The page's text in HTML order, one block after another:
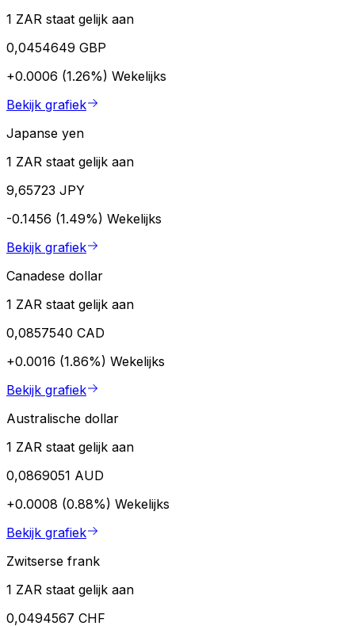
1 ZAR staat gelijk aan
0,0454649 GBP
+0.0006 (1.26%) Wekelijks
Bekijk grafiek
Japanse yen
1 ZAR staat gelijk aan
9,65723 JPY
-0.1456 (1.49%) Wekelijks
Bekijk grafiek
Canadese dollar
1 ZAR staat gelijk aan
0,0857540 CAD
+0.0016 (1.86%) Wekelijks
Bekijk grafiek
Australische dollar
1 ZAR staat gelijk aan
0,0869051 AUD
+0.0008 (0.88%) Wekelijks
Bekijk grafiek
Zwitserse frank
1 ZAR staat gelijk aan
0,0494567 CHF